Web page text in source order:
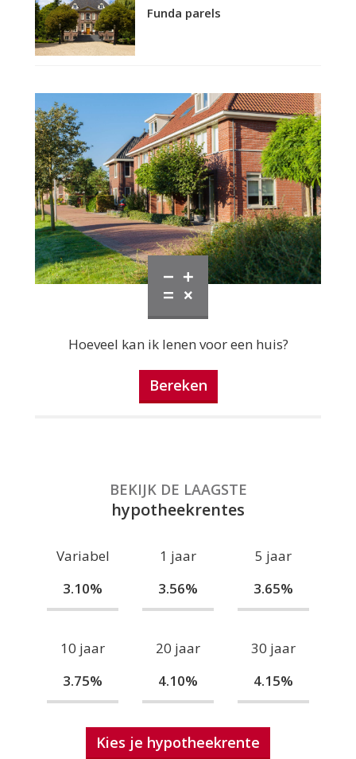
Funda parels
Hoeveel kan ik lenen voor een huis?
Bereken
BEKIJK DE LAAGSTE
hypotheekrentes
Variabel
3.10%
1 jaar
3.56%
5 jaar
3.65%
10 jaar
3.75%
20 jaar
4.10%
30 jaar
4.15%
Kies je hypotheekrente